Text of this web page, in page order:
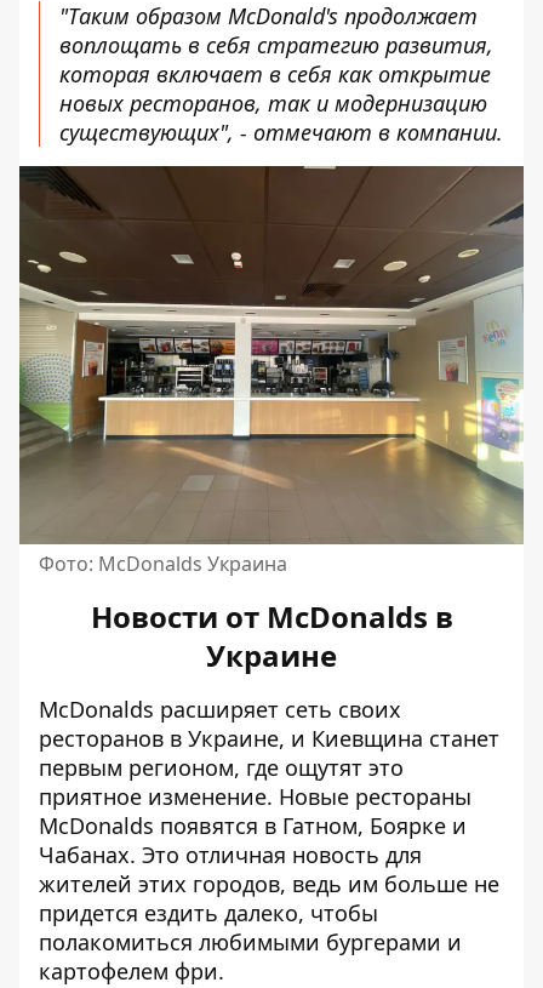
"Таким образом McDonald's продолжает
воплощать в себя стратегию развития,
которая включает в себя как открытие
новых ресторанов, так и модернизацию
существующих", - отмечают в компании.
Фото: McDonalds Украина
Новости от McDonalds в
Украине
McDonalds расширяет сеть своих
ресторанов в Украине, и Киевщина станет
первым регионом, где ощутят это
приятное изменение. Новые рестораны
McDonalds появятся в Гатном, Боярке и
Чабанах. Это отличная новость для
жителей этих городов, ведь им больше не
придется ездить далеко, чтобы
полакомиться любимыми бургерами и
картофелем фри.